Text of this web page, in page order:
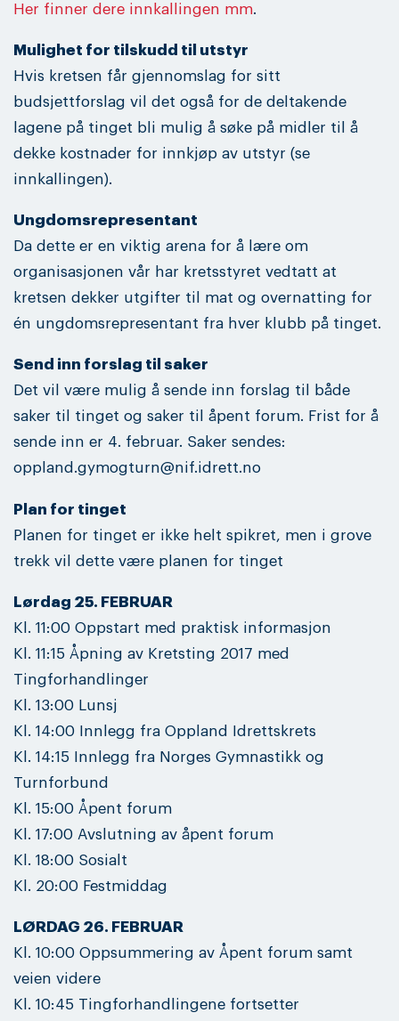
Her finner dere innkallingen mm.
Mulighet for tilskudd til utstyr
Hvis kretsen får gjennomslag for sitt
budsjettforslag vil det også for de deltakende
lagene på tinget bli mulig å søke på midler til å
dekke kostnader for innkjøp av utstyr (se
innkallingen).
Ungdomsrepresentant
Da dette er en viktig arena for å lære om
organisasjonen vår har kretsstyret vedtatt at
kretsen dekker utgifter til mat og overnatting for
én ungdomsrepresentant fra hver klubb på tinget.
Send inn forslag til saker
Det vil være mulig å sende inn forslag til både
saker til tinget og saker til åpent forum. Frist for å
sende inn er 4. februar. Saker sendes:
oppland.gymogturn@nif.idrett.no
Plan for tinget
Planen for tinget er ikke helt spikret, men i grove
trekk vil dette være planen for tinget
Lørdag 25. FEBRUAR
Kl. 11:00 Oppstart med praktisk informasjon
Kl. 11:15 Åpning av Kretsting 2017 med
Tingforhandlinger
Kl. 13:00 Lunsj
Kl. 14:00 Innlegg fra Oppland Idrettskrets
Kl. 14:15 Innlegg fra Norges Gymnastikk og
Turnforbund
Kl. 15:00 Åpent forum
Kl. 17:00 Avslutning av åpent forum
Kl. 18:00 Sosialt
Kl. 20:00 Festmiddag
LØRDAG 26. FEBRUAR
Kl. 10:00 Oppsummering av Åpent forum samt
veien videre
Kl. 10:45 Tingforhandlingene fortsetter